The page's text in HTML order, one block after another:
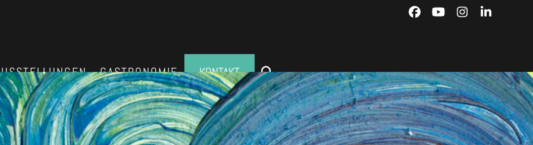
Facebook
YouTubeInstagramLinkedIn
GASTRONOMIE KONTAKT